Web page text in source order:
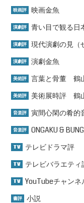
映画評 映画金魚
演劇評 青い目で観る
演劇評 現代演劇の見
演劇評 演劇金魚
美術評 言葉と骨董 鶴
美術評 美術展時評 鶴
音楽評 寅間心閑の肴的
音楽評 ONGAKU &
TV テレビドラマ評
TV テレビバラエティ
TV YouTubeチャンネ
書評 小説